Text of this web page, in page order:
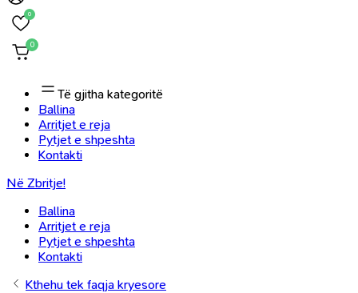
0
0
Të gjitha kategoritë
Ballina
Arritjet e reja
Pytjet e shpeshta
Kontakti
Në Zbritje!
Ballina
Arritjet e reja
Pytjet e shpeshta
Kontakti
Kthehu tek faqja kryesore